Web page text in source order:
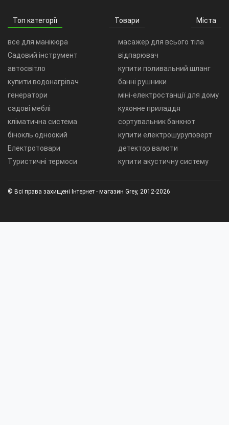
Топ категорії Товари Міста
все для манікюра
Садовий інструмент
автосвітло
купити водонагрівач
генератори
садові меблі
кліматична система
бінокль одноокий
Електротовари
Туристичні термоси
масажер для всього тіла
відпарювач
купити поливальний шланг
банні рушники
міні-електростанції для дому
кухонне приладдя
сортувальник банкнот
купити електрошуруповерт
детектор валюти
купити акустичну систему
© Всі права захищені Інтернет - магазин Grey, 2012-2026